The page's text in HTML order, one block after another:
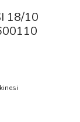
18/10